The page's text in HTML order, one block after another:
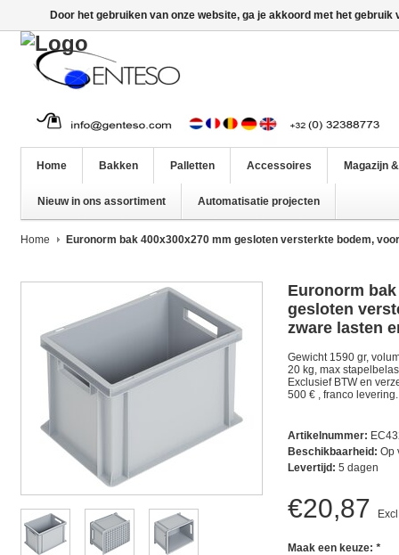
Home Bakken Palletten Accessoires Magazijn
Nieuw in ons assortiment Automatisatie projecten
Home Euronorm bak 400x300x270 mm gesloten versterkte bodem,
Euronorm
gesloten
zware lasten
Gewicht 1590 gr,
20 kg, max
Exclusief BTW en
500 € , franco levering.
Artikelnummer:
Beschikbaarheid: Op
Levertijd: 5 dagen
€20,87
Maak een keuze: *
Door het gebruiken van onze website, ga je akkoord met het